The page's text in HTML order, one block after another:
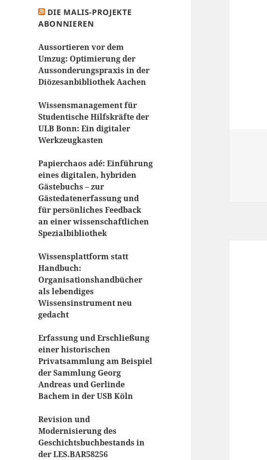
DIE MALIS-PROJEKTE
ABONNIEREN
Aussortieren vor dem
Umzug: Optimierung der
Aussonderungspraxis in der
Diözesanbibliothek Aachen
Wissensmanagement für
Studentische Hilfskräfte der
ULB Bonn: Ein digitaler
Werkzeugkasten
Papierchaos adé: Einführung
eines digitalen, hybriden
Gästebuchs – zur
Gästedatenerfassung und
für persönliches Feedback
an einer wissenschaftlichen
Spezialbibliothek
Wissensplattform statt
Handbuch:
Organisationshandbücher
als lebendiges
Wissensinstrument neu
gedacht
Erfassung und Erschließung
einer historischen
Privatsammlung am Beispiel
der Sammlung Georg
Andreas und Gerlinde
Bachem in der USB Köln
Revision und
Modernisierung des
Geschichtsbuchbestands in
der LES.BAR58256